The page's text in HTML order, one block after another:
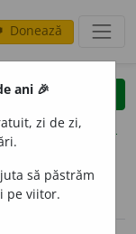
Donează
clear
opțiuni
ani 🎉
zi de zi,
să păstrăm
pe viitor.